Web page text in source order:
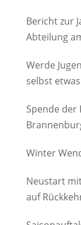
Bericht zur
Abteilung
Werde
selbst
Spende der
Winter
Neustart
auf